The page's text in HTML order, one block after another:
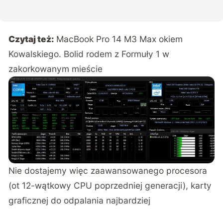
Czytaj też: MacBook Pro 14 M3 Max okiem
Kowalskiego. Bolid rodem z Formuły 1 w
zakorkowanym mieście
Nie dostajemy więc zaawansowanego procesora
(ot 12-wątkowy CPU poprzedniej generacji), karty
graficznej do odpalania najbardziej